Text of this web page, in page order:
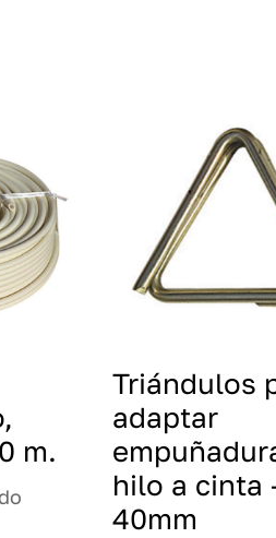
m.
Triándulos
adaptar
hilo a cinta
40mm